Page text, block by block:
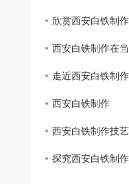
西安白铁制作